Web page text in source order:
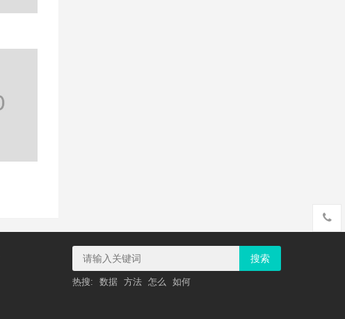
搜索
热搜: 数据 方法 怎么 如何